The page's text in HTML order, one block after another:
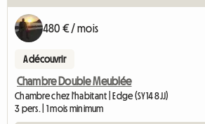
480 € / mois
A découvrir
Chambre Double Meublée
Chambre chez l'habitant | Edge (SY14 8JJ)
3 pers. | 1 mois minimum